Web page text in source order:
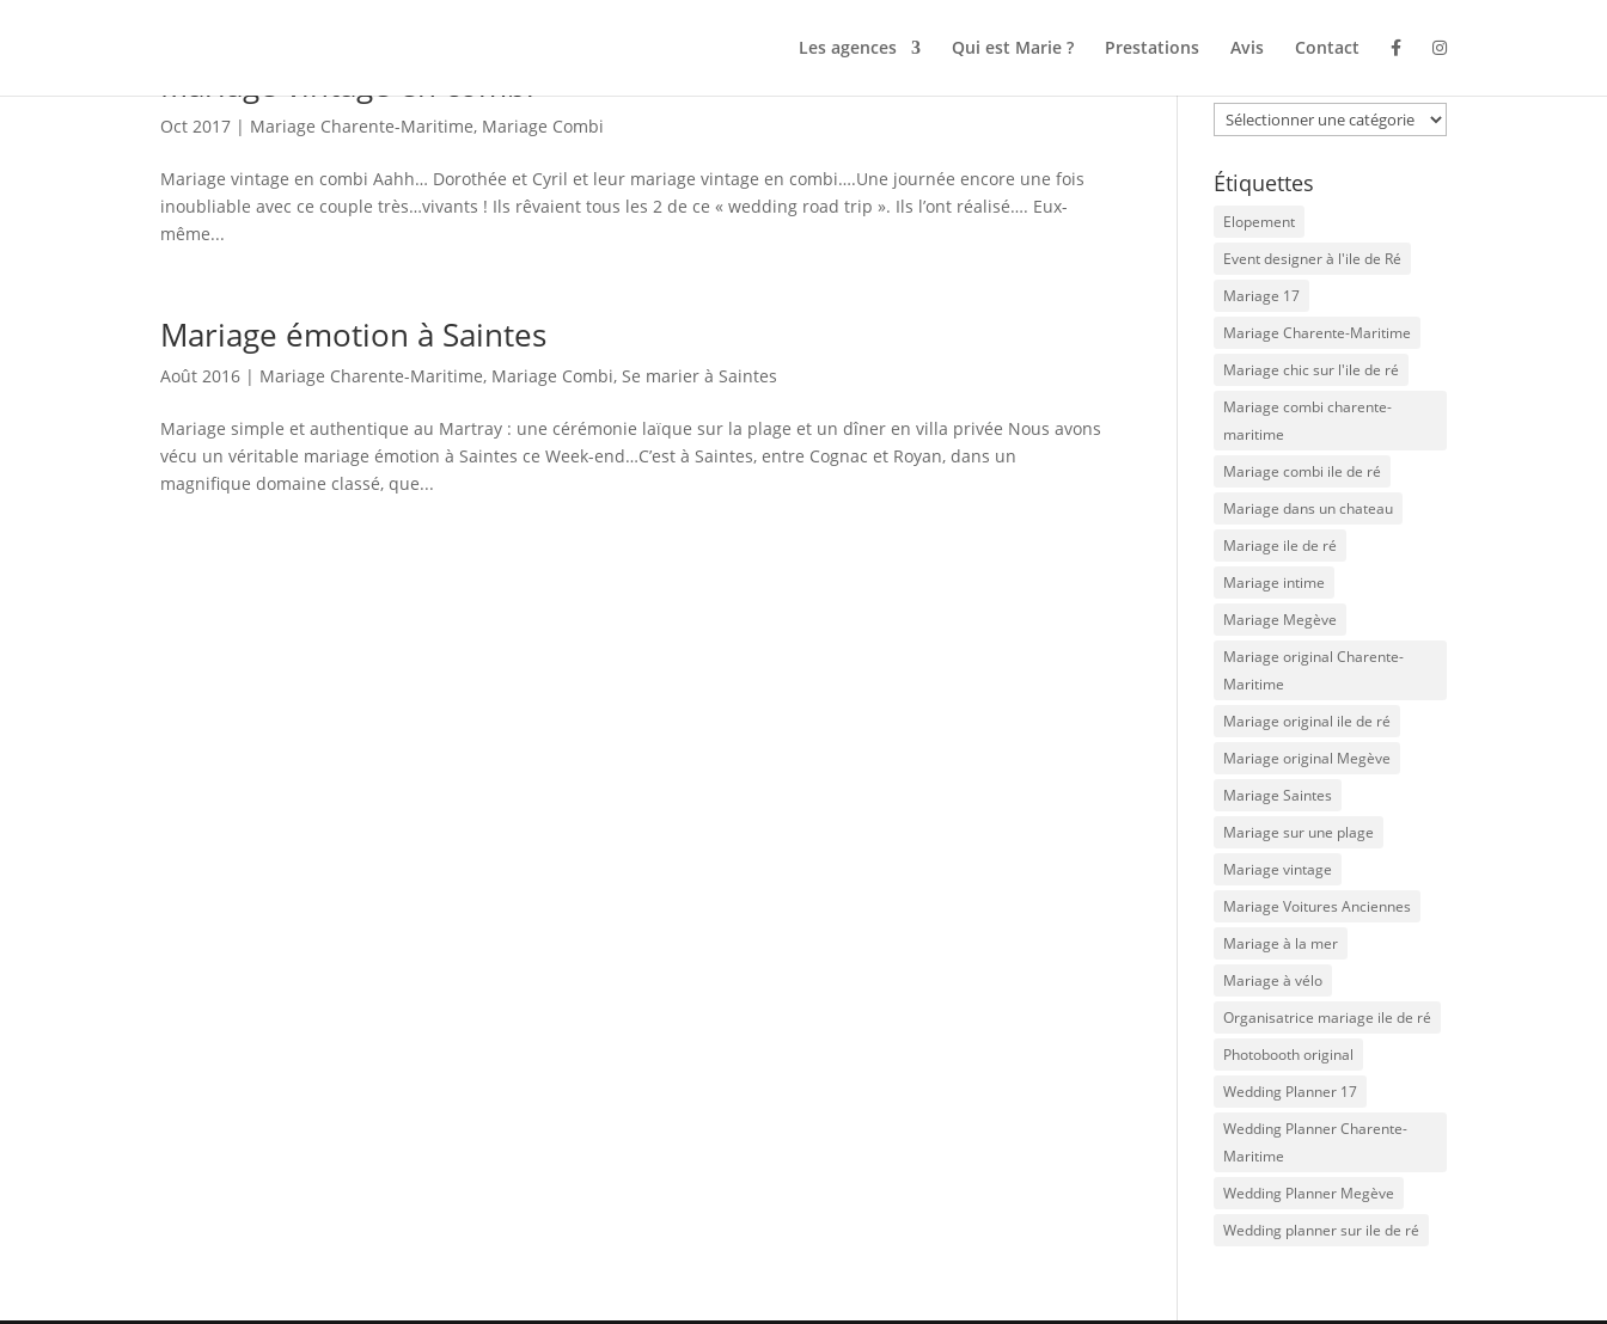
Les agences Qui est Marie ? Prestations Avis Contact
Mariage vintage en combi
Oct 2017 | Mariage Charente-Maritime, Mariage Combi
Mariage vintage en combi Aahh… Dorothée et Cyril et leur mariage vintage en combi….Une journée encore une fois
inoubliable avec ce couple très…vivants ! Ils rêvaient tous les 2 de ce « wedding road trip ». Ils l’ont réalisé…. Eux-
même...
Mariage émotion à Saintes
Août 2016 | Mariage Charente-Maritime, Mariage Combi,Se marier à Saintes
Mariage simple et authentique au Martray : une cérémonie laïque sur la plage et un dîner en villa privée Nous avons
vécu un véritable mariage émotion à Saintes ce Week-end…C’est à Saintes, entre Cognac et Royan, dans un
magnifique domaine classé, que...
Catégories
Étiquettes
Elopement
Event designer à l'ile de Ré
Mariage 17
Mariage Charente-Maritime
Mariage chic sur l'ile de ré
Mariage combi charente-
maritime
Mariage combi ile de ré
Mariage dans un chateau
Mariage ile de ré
Mariage intime
Mariage Megève
Mariage original Charente-
Maritime
Mariage original ile de ré
Mariage original Megève
Mariage Saintes
Mariage sur une plage
Mariage vintage
Mariage Voitures Anciennes
Mariage à la mer
Mariage à vélo
Organisatrice mariage ile de ré
Photobooth original
Wedding Planner 17
Wedding Planner Charente-
Maritime
Wedding Planner Megève
Wedding planner sur ile de ré